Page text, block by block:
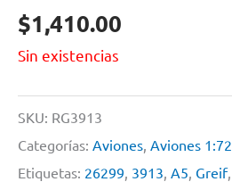
$1,410.00
Sin existencias
SKU: RG3913
Categorías: Aviones, Aviones 1:72
Etiquetas: 26299, 3913, A5, Greif,